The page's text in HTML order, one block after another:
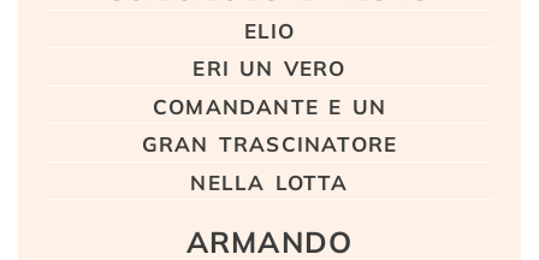
elio
eri un vero
comandante e un
gran trascinatore
nella lotta
ARMANDO